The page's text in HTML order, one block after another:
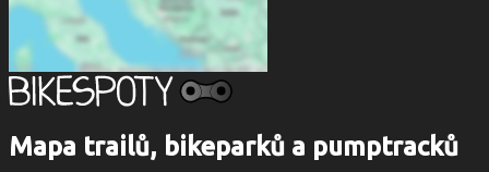
Mapa trailů, bikeparků a pumptracků